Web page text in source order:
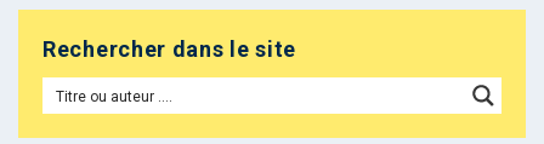
Rechercher dans le site